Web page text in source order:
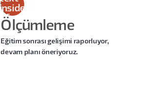
inside
of a
div
block.
Ölçümleme
Eğitim sonrası gelişimi raporluyor,
devam planı öneriyoruz.